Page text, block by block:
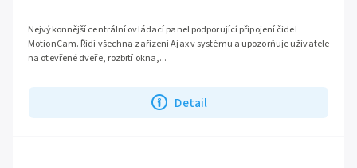
Detail
Nejvýkonnější centrální ovládací panel podporující připojení čidel
MotionCam. Řídí všechna zařízení Ajax v systému a upozorňuje uživatele
na otevřené dveře, rozbití okna,...